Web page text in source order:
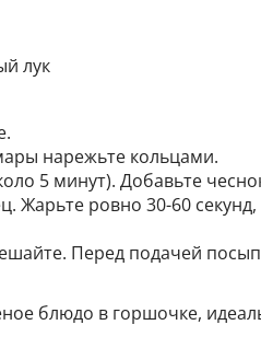
лук
нарежьте кольцами.
5 минут). Добавьте
Жарьте ровно 30-60
Перед подачей
блюдо в горшочке,